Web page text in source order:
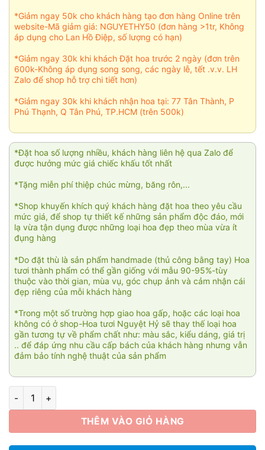
*Giảm ngay 50k cho khách hàng tạo đơn hàng Online trên
website-Mã giảm giá: NGUYETHY50 (đơn hàng >1tr, Không
áp dụng cho Lan Hồ Điệp, số lượng có hạn)
*Giảm ngay 30k khi khách Đặt hoa trước 2 ngày (đơn trên
600k-Không áp dụng song song, các ngày lễ, tết .v.v. LH
Zalo để shop hỗ trợ chi tiết hơn)
*Giảm ngay 30k khi khách nhận hoa tại: 77 Tân Thành, P
Phú Thạnh, Q Tân Phú, TP.HCM (trên 500k)
*Đặt hoa số lượng nhiều, khách hàng liên hệ qua Zalo để
được hưởng mức giá chiếc khấu tốt nhất
*Tặng miễn phí thiệp chúc mừng, băng rôn,...
*Shop khuyến khích quý khách hàng đặt hoa theo yêu cầu
mức giá, để shop tự thiết kế những sản phẩm độc đáo, mới
lạ vừa tận dụng được những loại hoa đẹp theo mùa vừa ít
đụng hàng
*Do đặt thù là sản phẩm handmade (thủ công bằng tay) Hoa
tươi thành phẩm có thể gần giống với mẫu 90-95%-tùy
thuộc vào thời gian, mùa vụ, góc chụp ảnh và cảm nhận cái
đẹp riêng của mỗi khách hàng
*Trong một số trường hợp giao hoa gấp, hoặc các loại hoa
không có ở shop-Hoa tươi Nguyệt Hỷ sẽ thay thế loại hoa
gần tương tự về phẩm chất như: màu sắc, kiểu dáng, giá trị
.. để đáp ứng nhu cầu cấp bách của khách hàng nhưng vẫn
đảm bảo tính nghệ thuật của sản phẩm
Giỏ hoa xinh 004 số lượng
THÊM VÀO GIỎ HÀNG